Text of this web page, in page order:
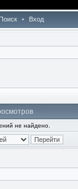
• Вход
не найдено.